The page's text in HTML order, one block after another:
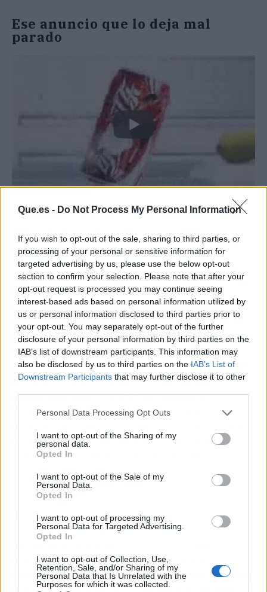
Que.es - Do Not Process My Personal Information
If you wish to opt-out of the sale, sharing to third parties, or
processing of your personal or sensitive information for
targeted advertising by us, please use the below opt-out
section to confirm your selection. Please note that after your
opt-out request is processed you may continue seeing
interest-based ads based on personal information utilized by
us or personal information disclosed to third parties prior to
your opt-out. You may separately opt-out of the further
disclosure of your personal information by third parties on the
IAB’s list of downstream participants. This information may
also be disclosed by us to third parties on the IAB’s List of
Downstream Participants that may further disclose it to other
Personal Data Processing Opt Outs
I want to opt-out of the Sharing of my
personal data.
Opted In
I want to opt-out of the Sale of my
Personal Data.
Opted In
I want to opt-out of processing my
Personal Data for Targeted Advertising.
Opted In
I want to opt-out of Collection, Use,
Retention, Sale, and/or Sharing of my
Personal Data that Is Unrelated with the
Purposes for which it was collected.
Ese anuncio que lo deja mal
parado
Pese a que en la actualidad Cristiano Ronaldo
gaseosas como tal, Internet no se ha tardado
mucho en hacer su magia para demostrar que,
como dice el dicho, por la boca muere pez.
Cuando la carrera del portugués
comenzaba a despegar era obvio que
aceptar los contratos publicitarios que se
presentaran era algo muy importante; sin
embargo, por allá por el 2006 hizo un
anuncio que ahora lo deja con un retratado
de época: el luso apareció en un vídeo
publicitario de Coca-Cola en Japón. Con el
Mundial cerca, la marca utilizó a una de las
mercado japonés; así que Cristiano Ronaldo
salió dominado un hielo en un divertido
donde vaya a jugar la próxima temporada
es tema de conversación
también está arrasando en todos lados.
Los tiempos han cambiado y ahora como gran
promotor de una vida sana y saludable,
Cristiano Ronaldo conoce todos los efectos